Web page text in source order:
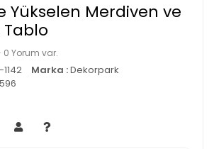
Yükselen Merdiven ve
Tablo
0 Yorum var.
Marka :Dekorpark